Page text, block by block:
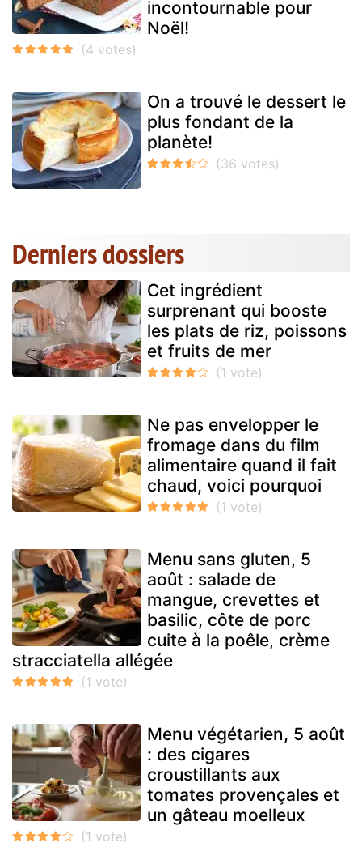
incontournable pour
Noël!
On a trouvé le dessert le
plus fondant de la
planète!
Derniers dossiers
Cet ingrédient
surprenant qui booste
les plats de riz, poissons
et fruits de mer
Ne pas envelopper le
fromage dans du film
alimentaire quand il fait
chaud, voici pourquoi
Menu sans gluten, 5
août : salade de
mangue, crevettes et
basilic, côte de porc
cuite à la poêle, crème
stracciatella allégée
Menu végétarien, 5 août
: des cigares
croustillants aux
tomates provençales et
un gâteau moelleux